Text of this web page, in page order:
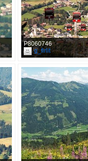
P8060746
g_firlit